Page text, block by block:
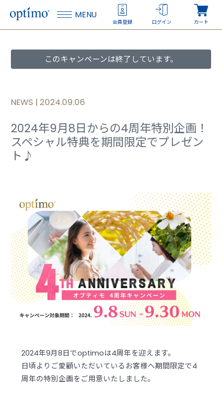
MENU
会員登録 ログイン カート
このキャンペーンは終了しています。
NEWS | 2024.09.06
2024年9月8日からの4周年特別企画！
スペシャル特典を期間限定でプレゼン
ト♪
2024年9月8日でoptimoは4周年を迎えます。
日頃よりご愛顧いただいているお客様へ期間限定で4
周年の特別企画をご用意いたしました。